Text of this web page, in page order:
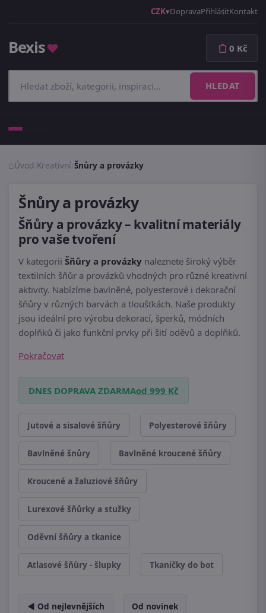
CZK DopravaPřihlásitKontakt
Bexis♥
HLEDAT
0 Kč
Úvod Kreativní Šnůry a provázky
Šnůry a provázky
Šňůry a provázky – kvalitní materiály
pro vaše tvoření
V kategorii Šňůry a provázky naleznete široký výběr
textilních šňůr a provázků vhodných pro různé kreativní
aktivity. Nabízíme bavlněné, polyesterové i dekorační
šňůry v různých barvách a tloušťkách. Naše produkty
jsou ideální pro výrobu dekorací, šperků, módních
doplňků či jako funkční prvky při šití oděvů a doplňků.
Pokračovat
DNES DOPRAVA ZDARMAod 999 Kč
Jutové a sisalové šňůry Polyesterové šňůry
Bavlněné šnůry Bavlněné kroucené šňůry
Kroucené a žaluziové šňůry
Lurexové šňůrky a stužky
Oděvní šňůry a tkanice
Atlasové šňůry - šlupky Tkaničky do bot
◄ Od nejlevnějších Od novinek